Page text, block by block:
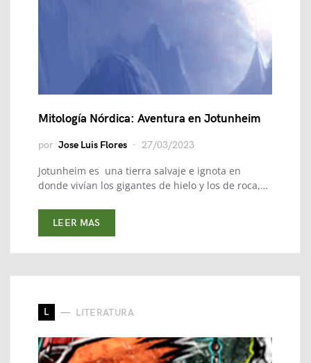
Mitología Nórdica: Aventura en Jotunheim
por Jose Luis Flores 27/03/2023
Jotunheim es una tierra salvaje e ignota en
donde vivían los gigantes de hielo y los de roca,…
LEER MAS
L LITERATURA